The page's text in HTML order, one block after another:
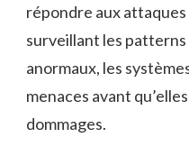
répondre aux attaques
surveillant les
anormaux, les
menaces avant
dommages.